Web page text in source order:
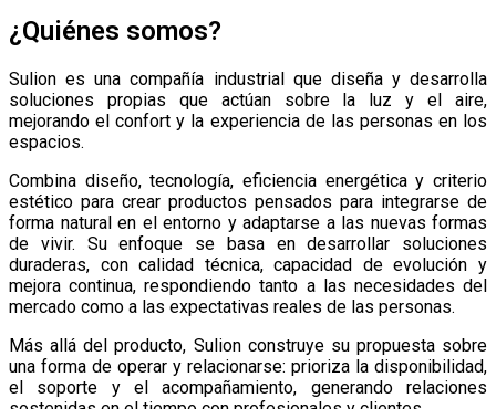
¿Quiénes somos?
Sulion es una compañía industrial que diseña y desarrolla
soluciones propias que actúan sobre la luz y el aire,
mejorando el confort y la experiencia de las personas en los
espacios.
Combina diseño, tecnología, eficiencia energética y criterio
estético para crear productos pensados para integrarse de
forma natural en el entorno y adaptarse a las nuevas formas
de vivir. Su enfoque se basa en desarrollar soluciones
duraderas, con calidad técnica, capacidad de evolución y
mejora continua, respondiendo tanto a las necesidades del
mercado como a las expectativas reales de las personas.
Más allá del producto, Sulion construye su propuesta sobre
una forma de operar y relacionarse: prioriza la disponibilidad,
el soporte y el acompañamiento, generando relaciones